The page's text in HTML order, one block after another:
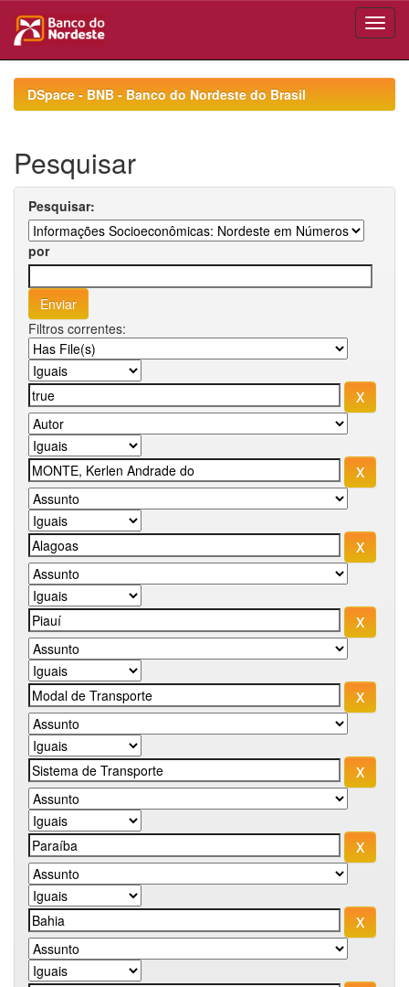
navigationDSpace - BNB - Banco do Nordeste do Brasil
Pesquisar
Pesquisar:
por
Filtros correntes: